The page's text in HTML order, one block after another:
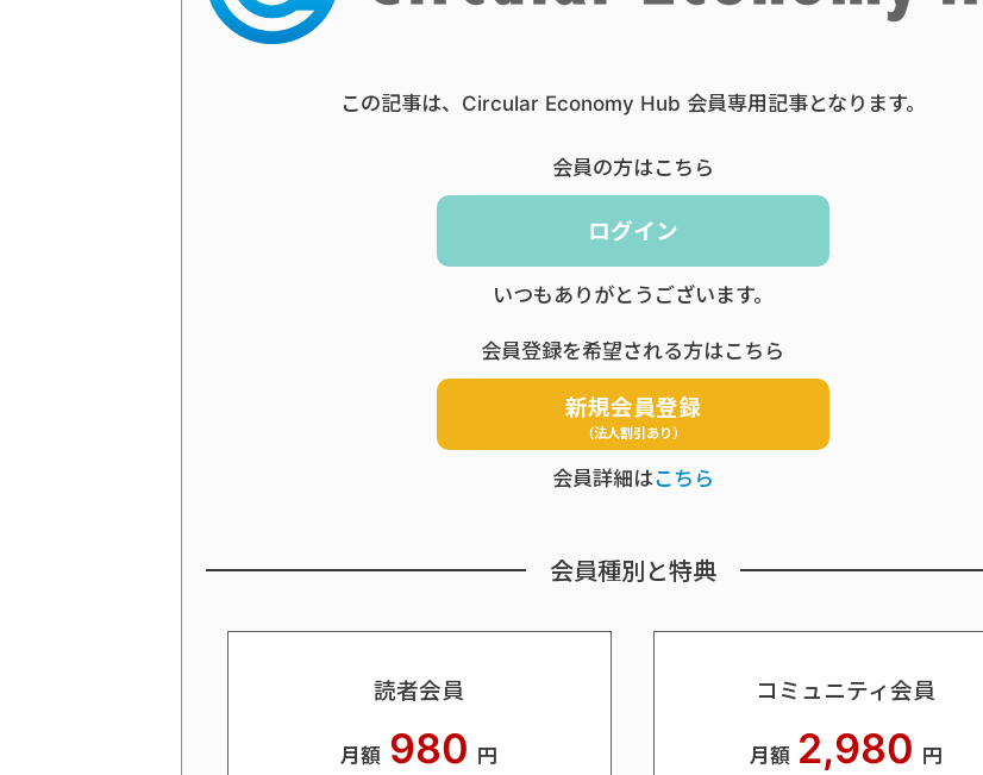
この記事は、Circular Economy Hub 会員専用記事となります。
会員の方はこちら
ログイン
いつもありがとうございます。
会員登録を希望される方はこちら
新規会員登録
（法人割引あり）
会員詳細はこちら
会員種別と特典
読者会員
月額 980 円
コミュニティ会員
月額 2,980 円